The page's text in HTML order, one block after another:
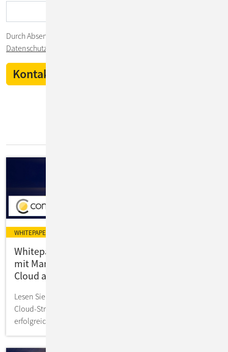
Durch Absenden des Formulars stimmen Sie unserer
Datenschutzerklärung
WHITEPAPER
Whitepaper: Souveräne Cloud in der Praxis -
mit Managed Red Hat OpenShift auf der IONOS
Cloud als Praxisbeispiel
Lesen Sie im Whitepaper, wie Unternehmen souveräne
Cloud-Strategien rechtlich, technisch und operativ
erfolgreich umsetzen können.